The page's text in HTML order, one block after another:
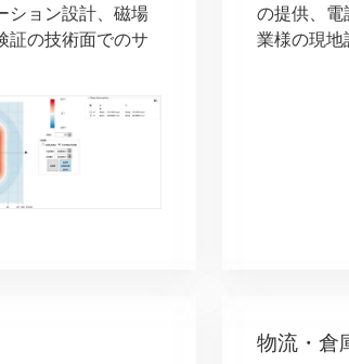
ション設計、磁場
証の技術面でのサ
の提供、電
業様の現地
物流・倉